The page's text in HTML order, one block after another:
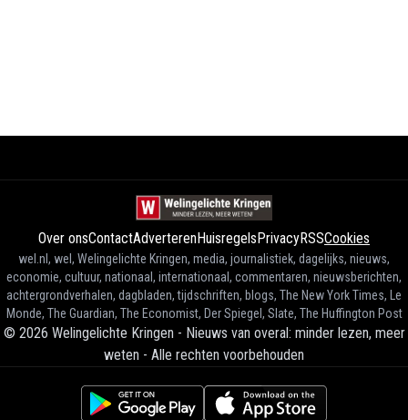
Over onsContactAdverterenHuisregelsPrivacyRSSCookies
wel.nl, wel, Welingelichte Kringen, media, journalistiek, dagelijks, nieuws,
economie, cultuur, nationaal, internationaal, commentaren, nieuwsberichten,
achtergrondverhalen, dagbladen, tijdschriften, blogs, The New York Times, Le
Monde, The Guardian, The Economist, Der Spiegel, Slate, The Huffington Post
© 2026 Welingelichte Kringen - Nieuws van overal: minder lezen, meer
weten - Alle rechten voorbehouden